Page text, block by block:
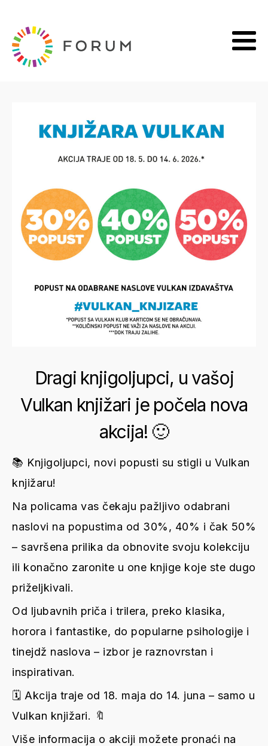
Dragi knjigoljupci, u vašoj
Vulkan knjižari je počela nova
akcija! 🙂
📚 Knjigoljupci, novi popusti su stigli u Vulkan
knjižaru!
Na policama vas čekaju pažljivo odabrani
naslovi na popustima od 30%, 40% i čak 50%
– savršena prilika da obnovite svoju kolekciju
ili konačno zaronite u one knjige koje ste dugo
priželjkivali.
Od ljubavnih priča i trilera, preko klasika,
horora i fantastike, do popularne psihologije i
tinejdž naslova – izbor je raznovrstan i
inspirativan.
🗓 Akcija traje od 18. maja do 14. juna – samo u
Vulkan knjižari. 🔖
Više informacija o akciji možete pronaći na